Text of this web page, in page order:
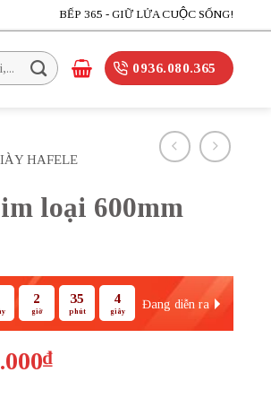
BẾP 365 - GIỮ LỬA CUỘC SỐNG!
0936.080.365
HAFELE
loại 600mm
2
giờ
35
phút
3
giây
Đang diễn ra
₫Giá